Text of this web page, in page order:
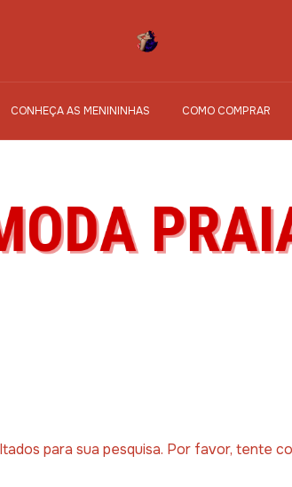
CONHEÇA AS MENININHAS COMO COMPRAR
para sua pesquisa. Por favor, tente